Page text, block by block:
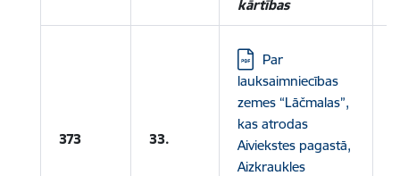
kārtības
373 33.
Lejupielādēt:
Par
lauksaimniecības
zemes “Lāčmalas”,
kas atrodas
Aiviekstes pagastā,
Aizkraukles